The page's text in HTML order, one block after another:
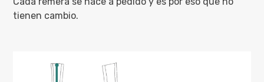
tienen cambio.